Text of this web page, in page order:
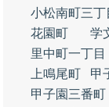
小松南町三丁
花園町
学
里中町一丁目
上鳴尾町
甲
甲子園三番町